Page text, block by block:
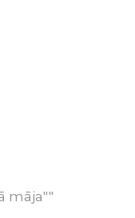
māja""